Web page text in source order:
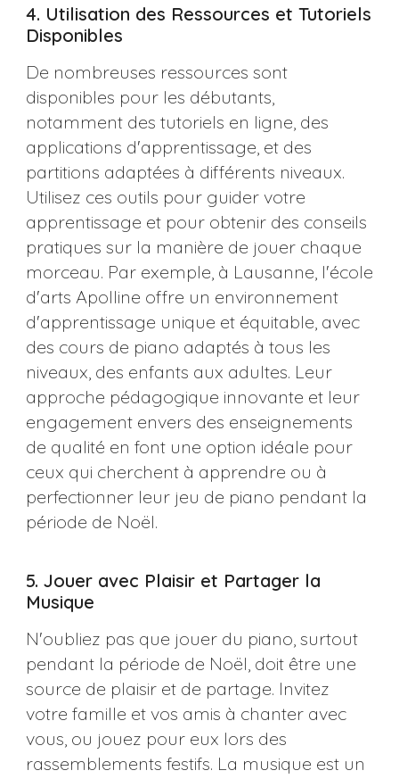
4. Utilisation des Ressources et Tutoriels
Disponibles
De nombreuses ressources sont
disponibles pour les débutants,
notamment des tutoriels en ligne, des
applications d'apprentissage, et des
partitions adaptées à différents niveaux.
Utilisez ces outils pour guider votre
apprentissage et pour obtenir des conseils
pratiques sur la manière de jouer chaque
morceau. Par exemple, à Lausanne, l'école
d'arts Apolline offre un environnement
d'apprentissage unique et équitable, avec
des cours de piano adaptés à tous les
niveaux, des enfants aux adultes. Leur
approche pédagogique innovante et leur
engagement envers des enseignements
de qualité en font une option idéale pour
ceux qui cherchent à apprendre ou à
perfectionner leur jeu de piano pendant la
période de Noël​​​​.
5. Jouer avec Plaisir et Partager la
Musique
N'oubliez pas que jouer du piano, surtout
pendant la période de Noël, doit être une
source de plaisir et de partage. Invitez
votre famille et vos amis à chanter avec
vous, ou jouez pour eux lors des
rassemblements festifs. La musique est un